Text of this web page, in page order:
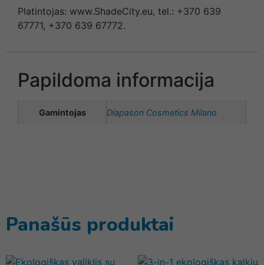
Platintojas: www.ShadeCity.eu, tel.: +370 639
67771, +370 639 67772.
Papildoma informacija
Gamintojas Diapason Cosmetics Milano
Panašūs produktai